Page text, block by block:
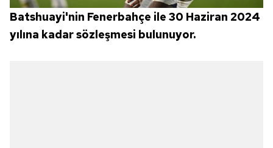
Batshuayi'nin Fenerbahçe ile 30 Haziran 2024
yılına kadar sözleşmesi bulunuyor.